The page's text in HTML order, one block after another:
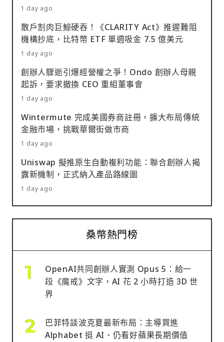
1 day ago
散戶割肉巨鯨硬吞！《CLARITY Act》推遲難阻
機構抄底，比特幣 ETF 單週吸金 7.5 億美元
1 day ago
創辦人驟逝引爆經營權之爭！Ondo 創辦人母親
起訴，要求撤換 CEO 重組董事會
1 day ago
Wintermute 完成美國券商註冊，擴大布局傳統
金融市場，挑戰華爾街做市商
1 day ago
Uniswap 擬推原生自動複利功能：聯合創辦人揭
露新機制，正式納入產品路線圖
1 day ago
桑幣熱門榜
OpenAI共同創辦人實測 Opus 5：給一
段《魔戒》文字，AI 花 2 小時打造 3D 世
界
巴菲特談波克夏最新布局：主導買進
Alphabet 挺 AI、仍看好蘋果長期價值